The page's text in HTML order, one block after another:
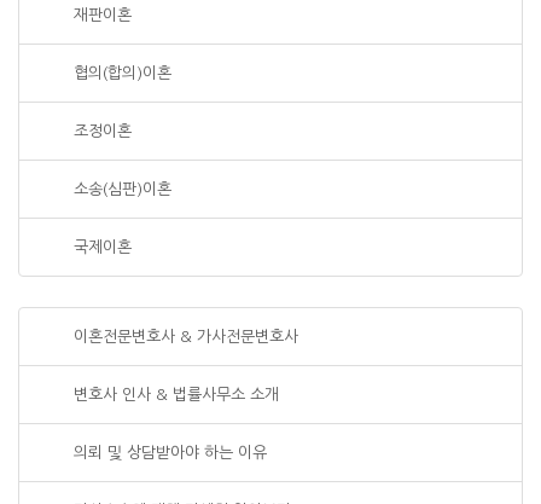
재판이혼
협의(합의)이혼
조정이혼
소송(심판)이혼
국제이혼
이혼전문변호사 & 가사전문변호사
변호사 인사 & 법률사무소 소개
의뢰 및 상담받아야 하는 이유